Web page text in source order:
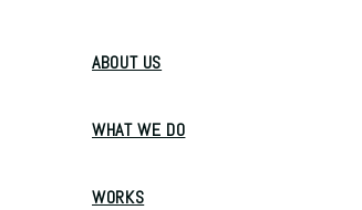
ABOUT US
WHAT WE DO
WORKS